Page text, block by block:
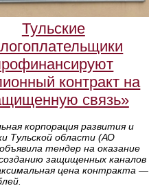
Тульские
контракт на
связь»
корпорация развития и
Тульской области (АО
тендер на оказание
защищенных каналов
цена контракта —